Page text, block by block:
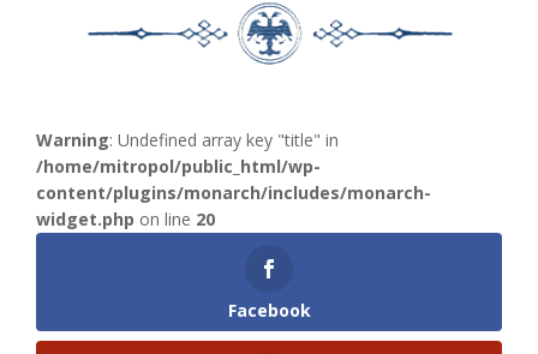
Warning: Undefined array key "title" in
/home/mitropol/public_html/wp-
content/plugins/monarch/includes/monarch-
widget.php on line 20
Facebook